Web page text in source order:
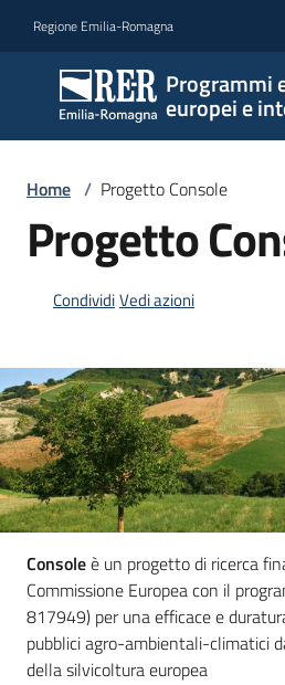
Regione Emilia-Romagna
Programmi
europei e
Home / Progetto Console
Progetto
CondividiVedi azioni
Consoleè un progetto di ricerca
Commissione Europea con il
817949) per una efficace e
pubblici agro-ambientali-climatici
della silvicoltura europea